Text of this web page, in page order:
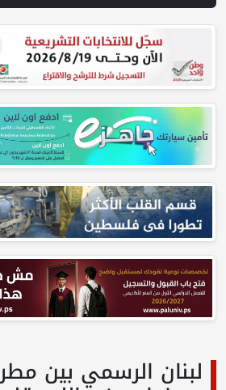
لبنان الرسمي بين